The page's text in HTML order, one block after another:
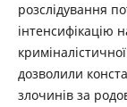
розслідування
інтенсифікацію
дозволили
злочинів за